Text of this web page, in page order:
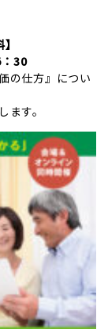
30
の仕方』につい
す。